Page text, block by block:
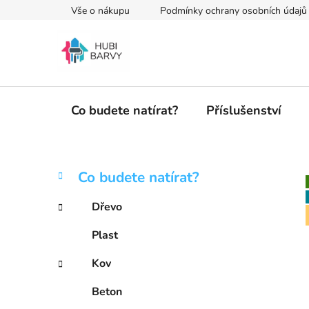
Vše o nákupu Podmínky ochrany osobních údajů
Co budete natírat? Příslušenství
P
s
a
Přeskočit
kategorie
K
a
e
r
Co budete natírat?
Dřevo
Plast
Kov
Beton